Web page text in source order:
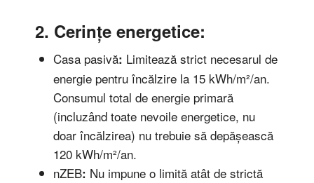
2. Cerințe energetice:
Casa pasivă: Limitează strict necesarul de
energie pentru încălzire la 15 kWh/m²/an.
Consumul total de energie primară
(incluzând toate nevoile energetice, nu
doar încălzirea) nu trebuie să depășească
120 kWh/m²/an.
nZEB: Nu impune o limită atât de strictă